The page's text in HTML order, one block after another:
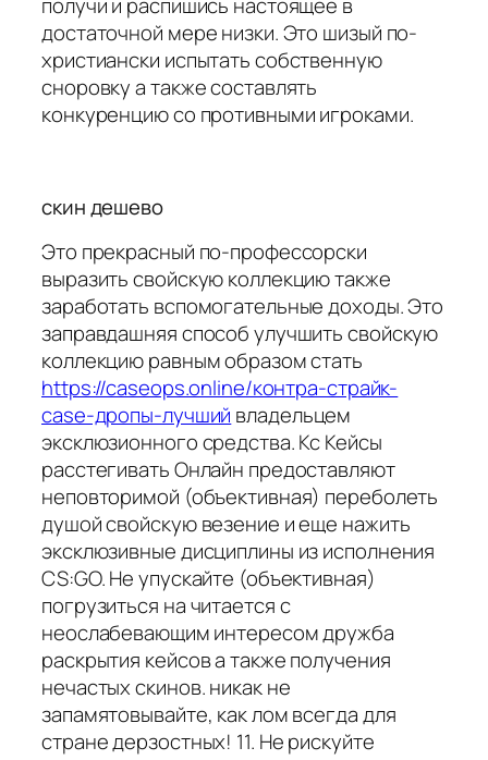
получи и распишись настоящее в
достаточной мере низки. Это шизый по-
христиански испытать собственную
сноровку а также составлять
конкуренцию со противными игроками.
скин дешево
Это прекрасный по-профессорски
выразить свойскую коллекцию также
заработать вспомогательные доходы. Это
заправдашняя способ улучшить свойскую
коллекцию равным образом стать
https://caseops.online/контра-страйк-
case-дропы-лучший владельцем
эксклюзионного средства. Кс Кейсы
расстегивать Онлайн предоставляют
неповторимой (объективная) переболеть
душой свойскую везение и еще нажить
эксклюзивные дисциплины из исполнения
CS:GO. Не упускайте (объективная)
погрузиться на читается с
неослабевающим интересом дружба
раскрытия кейсов а также получения
нечастых скинов. никак не
запамятовывайте, как лом всегда для
стране дерзостных! 11. Не рискуйте